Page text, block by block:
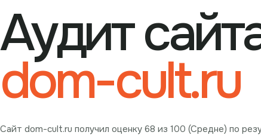
Аудит
dom-cult.ru
Сайт dom-cult.ru получил оценку 68 из 100 (Средне) по